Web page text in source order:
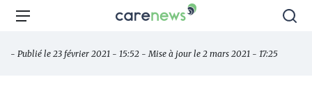
Aller
principal
Carenews,
des
Menu
- Publié le 23 février 2021 - 15:52 - Mise à jour le 2 mars 2021 - 17:25